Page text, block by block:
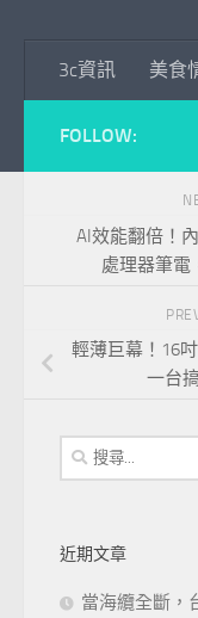
3c資訊 美食
FOLLOW:
AI效能翻倍！
處理器筆電
輕薄巨幕！16
一台
搜
尋
字:
近期文章
當海纜全斷，